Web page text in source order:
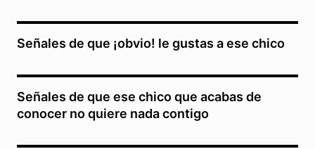
Señales de que ¡obvio! le gustas a ese chico
Señales de que ese chico que acabas de
conocer no quiere nada contigo